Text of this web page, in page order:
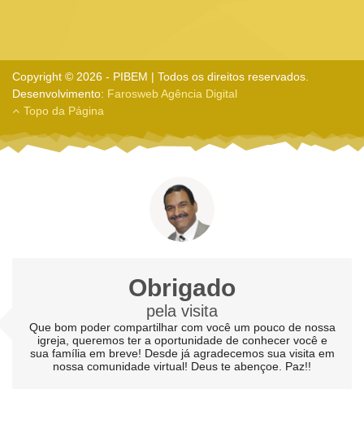
Copyright © 2026 - PIBEM | Todos os direitos reservados.
Desenvolvimento: Farosweb Agência Digital
Topo da Página
Obrigado
pela visita
Que bom poder compartilhar com você um pouco de nossa
igreja, queremos ter a oportunidade de conhecer você e
sua família em breve! Desde já agradecemos sua visita em
nossa comunidade virtual! Deus te abençoe. Paz!!